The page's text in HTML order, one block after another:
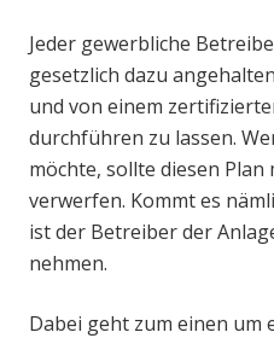
Jeder gewerbliche
gesetzlich dazu
und von einem
durchführen zu lassen.
möchte, sollte diesen Plan
verwerfen. Kommt es
ist der Betreiber der
nehmen.
Dabei geht zum einen um